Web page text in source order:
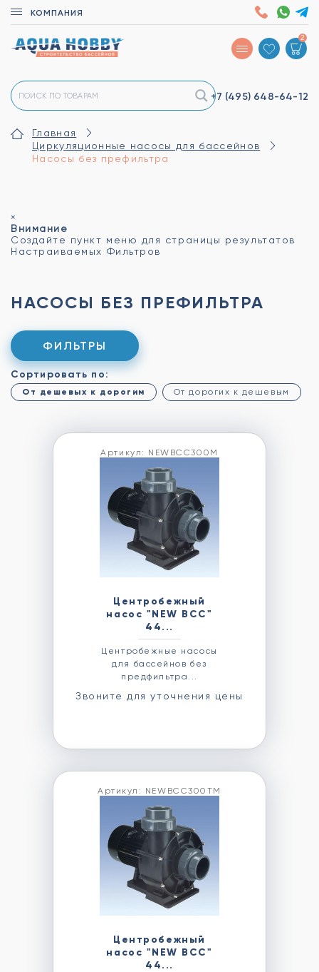
КОМПАНИЯ
+7 (495) 648-64-12
2
Главная
Циркуляционные насосы для бассейнов
Насосы без префильтра
×
Внимание
Создайте пункт меню для страницы результатов
Настраиваемых Фильтров
НАСОСЫ БЕЗ ПРЕФИЛЬТРА
ФИЛЬТРЫ
Сортировать по:
От дешевых к дорогим От дорогих к дешевым
Артикул: NEWBCC300M
Центробежный
насос "NEW BCC"
44...
Центробежные насосы
для бассейнов без
предфильтра...
Звоните для уточнения цены
Артикул: NEWBCC300TM
Центробежный
насос "NEW BCC"
44...